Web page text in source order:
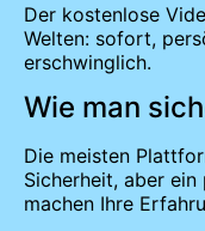
Der kostenlose
Welten: sofort,
erschwinglich.
Wie man
Die meisten
Sicherheit, aber
machen Ihre